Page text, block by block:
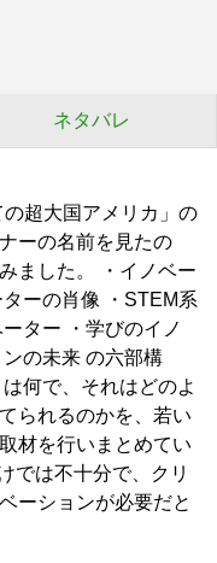
ネタバレ
超大国アメリカ」の
ーの名前を見たの
ました。 ・イノベー
ーの肖像 ・STEM系
ター ・学びのイノ
の未来 の六部構
何で、それはどのよ
られるのかを、若い
材を行いまとめてい
では不十分で、クリ
ーションが必要だと